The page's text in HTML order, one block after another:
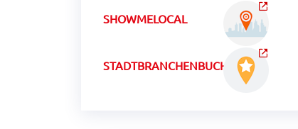
SHOWMELOCAL
STADTBRANCHENBUCHCH